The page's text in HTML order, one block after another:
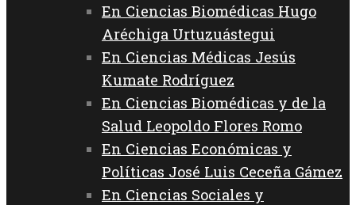
En Ciencias Biomédicas Hugo
Aréchiga Urtuzuástegui
En Ciencias Médicas Jesús
Kumate Rodríguez
En Ciencias Biomédicas y de la
Salud Leopoldo Flores Romo
En Ciencias Económicas y
Políticas José Luis Ceceña Gámez
En Ciencias Sociales y